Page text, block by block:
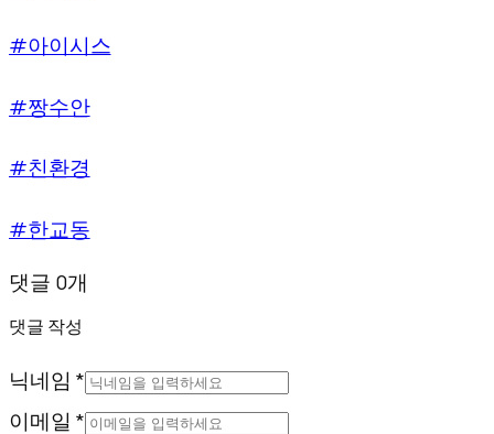
#아이시스
#짱수안
#친환경
#한교동
댓글 0개
댓글 작성
닉네임 *
이메일 *